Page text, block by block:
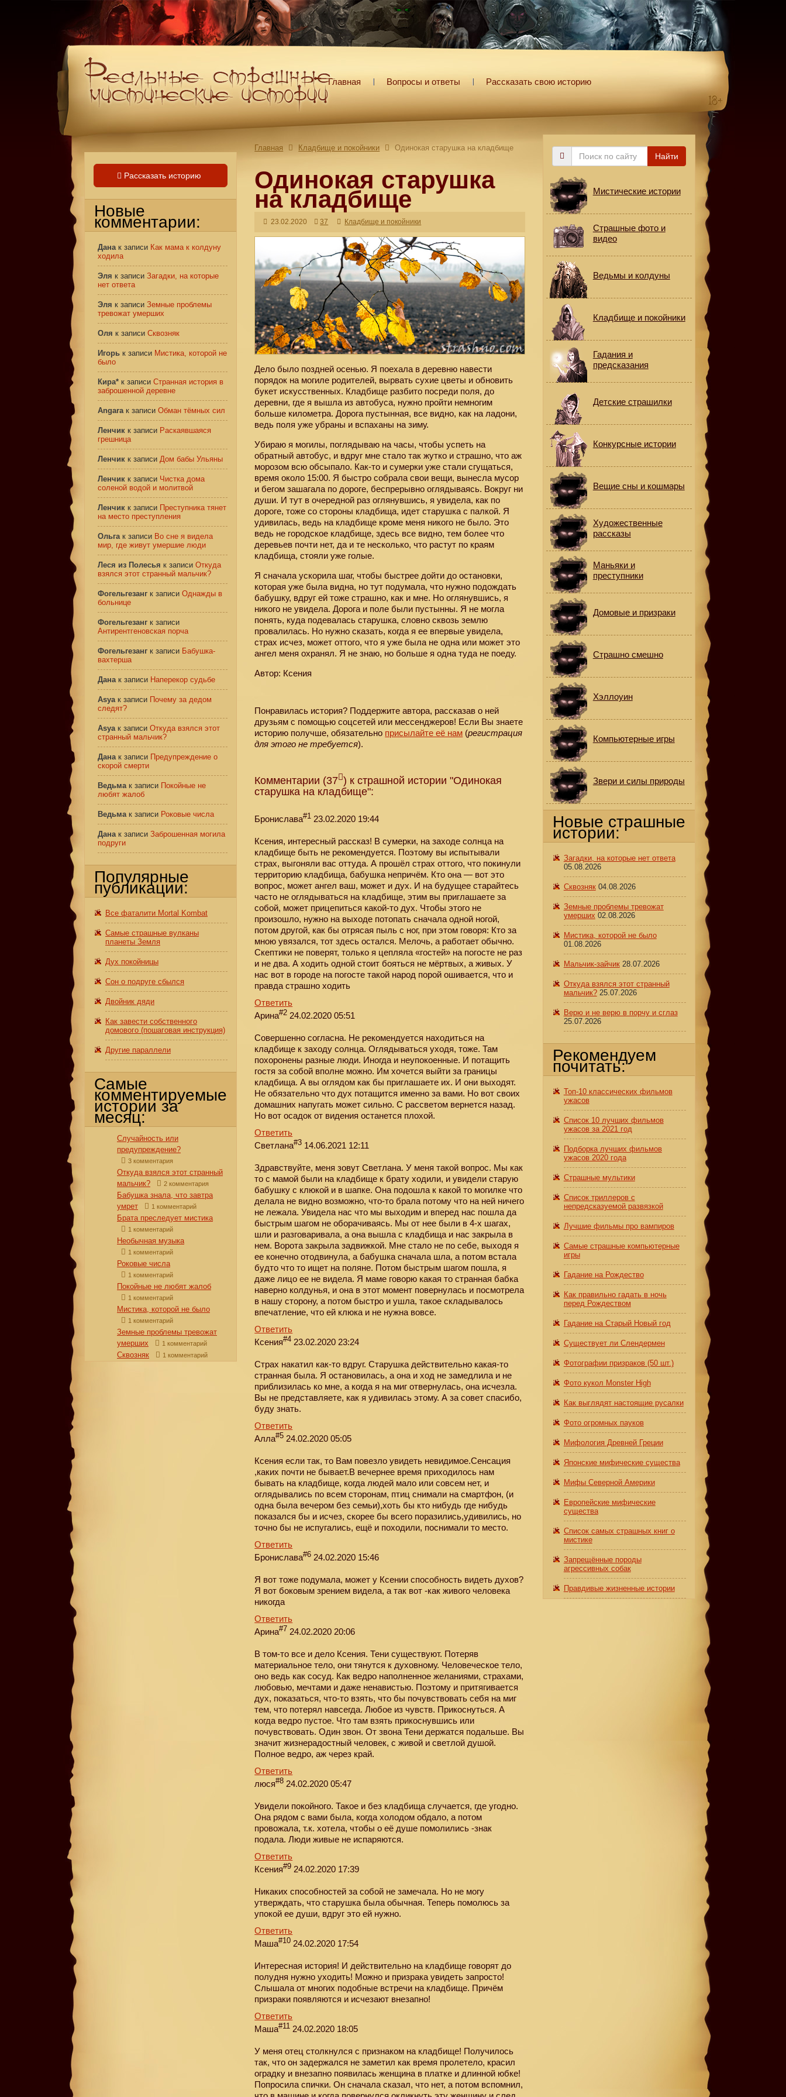
Главная Вопросы и ответы Рассказать свою историю
Главная Кладбище и покойники Одинокая старушка на кладбище
Одинокая старушка
на кладбище
23.02.2020 37 Кладбище и покойники
Дело было поздней осенью. Я поехала в деревню навести
порядок на могиле родителей, вырвать сухие цветы и обновить
букет искусственных. Кладбище разбито посреди поля, до
деревни, где я вышла из автобуса, нужно пройти немногим
больше километра. Дорога пустынная, все видно, как на ладони,
ведь поля уже убраны и вспаханы на зиму.
Убираю я могилы, поглядываю на часы, чтобы успеть на
обратный автобус, и вдруг мне стало так жутко и страшно, что аж
морозом всю обсыпало. Как-то и сумерки уже стали сгущаться,
время около 15:00. Я быстро собрала свои вещи, вынесла мусор
и бегом зашагала по дороге, беспрерывно оглядываясь. Вокруг ни
души. И тут в очередной раз оглянувшись, я увидела, как по
дороге, тоже со стороны кладбища, идет старушка с палкой. Я
удивилась, ведь на кладбище кроме меня никого не было. Это
ведь не городское кладбище, здесь все видно, тем более что
деревьев почти нет, да и те несколько, что растут по краям
кладбища, стояли уже голые.
Я сначала ускорила шаг, чтобы быстрее дойти до остановки,
которая уже была видна, но тут подумала, что нужно подождать
бабушку, вдруг ей тоже страшно, как и мне. Но оглянувшись, я
никого не увидела. Дорога и поле были пустынны. Я не могла
понять, куда подевалась старушка, словно сквозь землю
провалилась. Но нужно сказать, когда я ее впервые увидела,
страх исчез, может оттого, что я уже была не одна или может это
ангел меня охранял. Я не знаю, но больше я одна туда не поеду.
Автор: Ксения
Понравилась история? Поддержите автора, рассказав о ней
друзьям с помощью соцсетей или мессенджеров! Если Вы знаете
историю получше, обязательно присылайте её нам (регистрация
для этого не требуется).
Комментарии (37 ) к страшной истории "Одинокая
старушка на кладбище":
Бронислава#1 23.02.2020 19:44
Ксения, интересный рассказ! В сумерки, на заходе солнца на
кладбище быть не рекомендуется. Поэтому вы испытывали
страх, выгоняли вас оттуда. А прошёл страх оттого, что покинули
территорию кладбища, бабушка непричём. Кто она — вот это
вопрос, может ангел ваш, может и дух. И на будущее старайтесь
часто не оглядываться на кладбище, этим вы приглашаете за
собой, может прицепиться какой-то дух. Чтобы этого не
произошло, нужно на выходе потопать сначала одной ногой,
потом другой, как бы отрясая пыль с ног, при этом говоря: Кто за
мною увязался, тот здесь остался. Мелочь, а работает обычно.
Скептики не поверят, только я цепляла «гостей» на погосте не раз
и не два. А ходить одной стоит бояться не мёртвых, а живых. У
нас вот в городе на погосте такой народ порой ошивается, что и
правда страшно ходить
Ответить
Арина#2 24.02.2020 05:51
Совершенно согласна. Не рекомендуется находиться на
кладбище к заходу солнца. Оглядываться уходя, тоже. Там
похоронены разные люди. Иногда и неупокоенные. И потащить
гостя за собой вполне можно. Им хочется выйти за границы
кладбища. А вы оглядом как бы приглашаете их. И они выходят.
Не обязательно что дух потащится именно за вами. Но вот своих
домашних напугать может сильно. С рассветом вернется назад.
Но вот осадок от видения останется плохой.
Ответить
Светлана#3 14.06.2021 12:11
Здравствуйте, меня зовут Светлана. У меня такой вопрос. Мы как
то с мамой были на кладбище к брату ходили, и увидели старую
бабушку с клюкой и в шапке. Она подошла к какой то могилке что
делала не видно возможно, что-то брала потому что на ней ничего
не лежала. Увидела нас что мы выходим и вперед нас пошла да
быстрым шагом не оборачиваясь. Мы от нее были в 4-х шагах,
шли и разговаривала, а она вышла с кладбища и нас закрыла в
нем. Ворота закрыла задвижкой. Мне стало не по себе, выходя я
ее конечно отодвинула, а бабушка сначала шла, а потом встала
будто что то ищет на поляне. Потом быстрым шагом пошла, я
даже лицо ее не видела. Я маме говорю какая то странная бабка
наверно колдунья, и она в этот момент повернулась и посмотрела
в нашу сторону, а потом быстро и ушла, такое складывалось
впечатление, что ей клюка и не нужна вовсе.
Ответить
Ксения#4 23.02.2020 23:24
Страх накатил как-то вдруг. Старушка действительно какая-то
странная была. Я остановилась, а она и ход не замедлила и не
приблизилась ко мне, а когда я на миг отвернулась, она исчезла.
Вы не представляете, как я удивилась этому. А за совет спасибо,
буду знать.
Ответить
Алла#5 24.02.2020 05:05
Ксения если так, то Вам повезло увидеть невидимое.Сенсация
,каких почти не бывает.В вечернее время приходилось нам
бывать на кладбище, когда людей мало или совсем нет, и
оглядывались по всем сторонам, птиц снимали на смартфон, (и
одна была вечером без семьи),хоть бы кто нибудь где нибудь
показался бы и исчез, скорее бы всего поразились,удивились, но
точно бы не испугались, ещё и походили, поснимали то место.
Ответить
Бронислава#6 24.02.2020 15:46
Я вот тоже подумала, может у Ксении способность видеть духов?
Я вот боковым зрением видела, а так вот -как живого человека
никогда
Ответить
Арина#7 24.02.2020 20:06
В том-то все и дело Ксения. Тени существуют. Потеряв
материальное тело, они тянутся к духовному. Человеческое тело,
оно ведь как сосуд. Как ведро наполненное желаниями, страхами,
любовью, мечтами и даже ненавистью. Поэтому и притягивается
дух, показаться, что-то взять, что бы почувствовать себя на миг
тем, что потерял навсегда. Любое из чувств. Прикоснуться. А
когда ведро пустое. Что там взять прикоснувшись или
почувствовать. Один звон. От звона Тени держатся подальше. Вы
значит жизнерадостный человек, с живой и светлой душой.
Полное ведро, аж через край.
Ответить
люся#8 24.02.2020 05:47
Увидели покойного. Такое и без кладбища случается, где угодно.
Она рядом с вами была, когда холодом обдало, а потом
провожала, т.к. хотела, чтобы о её душе помолились -знак
подала. Люди живые не испаряются.
Ответить
Ксения#9 24.02.2020 17:39
Никаких способностей за собой не замечала. Но не могу
утверждать, что старушка была обычная. Теперь помолюсь за
упокой ее души, вдруг это ей нужно.
Ответить
Маша#10 24.02.2020 17:54
Интересная история! И действительно на кладбище говорят до
полудня нужно уходить! Можно и призрака увидеть запросто!
Слышала от многих подобные встречи на кладбище. Причём
призраки появляются и исчезают внезапно!
Ответить
Маша#11 24.02.2020 18:05
У меня отец столкнулся с признаком на кладбище! Получилось
так, что он задержался не заметил как время пролетело, красил
оградку и внезапно появилась женщина в платке и длинной юбке!
Попросила спички. Он сначала сказал, что нет, а потом вспомнил,
Рассказать историю
Новые
комментарии:
Данак записи Как мама к колдуну
ходила
Эля к записи Загадки, на которые
нет ответа
Эля к записи Земные проблемы
тревожат умерших
Оля к записи Сквозняк
Игорь к записи Мистика, которой не
было
Кира* к записи Странная история в
заброшенной деревне
Angaraк записи Обман тёмных сил
Ленчик к записи Раскаявшаяся
грешница
Ленчик к записи Дом бабы Ульяны
Ленчик к записи Чистка дома
соленой водой и молитвой
Ленчик к записи Преступника тянет
на место преступления
Ольгак записи Во сне я видела
мир, где живут умершие люди
Леся из Полесья к записи Откуда
взялся этот странный мальчик?
Фогельгезанг к записи Однажды в
больнице
Фогельгезанг к записи
Антирентгеновская порча
Фогельгезанг к записи Бабушка-
вахтерша
Данак записи Наперекор судьбе
Asyaк записи Почему за дедом
следят?
Asyaк записи Откуда взялся этот
странный мальчик?
Данак записи Предупреждение о
скорой смерти
Ведьмак записи Покойные не
любят жалоб
Ведьмак записи Роковые числа
Данак записи Заброшенная могила
подруги
Популярные
публикации:
Все фаталити Mortal Kombat
Самые страшные вулканы
планеты Земля
Дух покойницы
Сон о подруге сбылся
Двойник дяди
Как завести собственного
домового (пошаговая инструкция)
Другие параллели
Самые
комментируемые
истории за
месяц:
Случайность или
предупреждение?
3 комментария
Откуда взялся этот странный
мальчик?
2 комментария
Бабушка знала, что завтра
умрет
1 комментарий
Брата преследует мистика
1 комментарий
Необычная музыка
1 комментарий
Роковые числа
1 комментарий
Покойные не любят жалоб
1 комментарий
Мистика, которой не было
1 комментарий
Земные проблемы тревожат
умерших
1 комментарий
Сквозняк 1 комментарий
Поиск
Найти
Мистические истории
Страшные фото и
видео
Ведьмы и колдуны
Кладбище и покойники
Гадания и
предсказания
Детские страшилки
Конкурсные истории
Вещие сны и кошмары
Художественные
рассказы
Маньяки и
преступники
Домовые и призраки
Страшно смешно
Хэллоуин
Компьютерные игры
Звери и силы природы
Новые страшные
истории:
Загадки, на которые нет ответа
05.08.2026
Сквозняк 04.08.2026
Земные проблемы тревожат
умерших 02.08.2026
Мистика, которой не было
01.08.2026
Мальчик-зайчик 28.07.2026
Откуда взялся этот странный
мальчик? 25.07.2026
Верю и не верю в порчу и сглаз
25.07.2026
Рекомендуем
почитать:
Топ-10 классических фильмов
ужасов
Список 10 лучших фильмов
ужасов за 2021 год
Подборка лучших фильмов
ужасов 2020 года
Страшные мультики
Список триллеров с
непредсказуемой развязкой
Лучшие фильмы про вампиров
Самые страшные компьютерные
игры
Гадание на Рождество
Как правильно гадать в ночь
перед Рождеством
Гадание на Старый Новый год
Существует ли Слендермен
Фотографии призраков (50 шт.)
Фото кукол Monster High
Как выглядят настоящие русалки
Фото огромных пауков
Мифология Древней Греции
Японские мифические существа
Мифы Северной Америки
Европейские мифические
существа
Список самых страшных книг о
мистике
Запрещённые породы
агрессивных собак
Правдивые жизненные истории